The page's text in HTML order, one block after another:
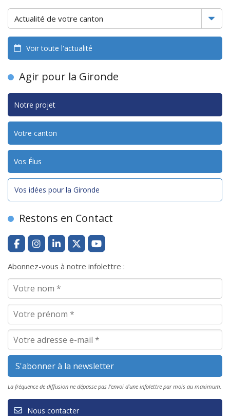
Voir toute l'actualité
Agir pour la Gironde
Notre projet
Votre canton
Vos Élus
Vos idées pour la Gironde
Restons en Contact
Abonnez-vous à notre infolettre :
La fréquence de diffusion ne dépasse pas l'envoi d'une infolettre par mois au maximum.
Nous contacter